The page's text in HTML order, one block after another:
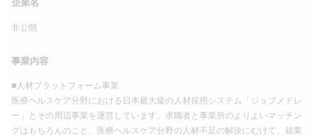
非公開
事業内容
■人材プラットフォーム事業
医療ヘルスケア分野における日本最大級の人材採用システム「ジョブメドレ
ー」とその周辺事業を運営しています。求職者と事業所のよりよいマッチン
グはもちろんのこと、医療ヘルスケア分野の人材不足の解決にむけて、就業